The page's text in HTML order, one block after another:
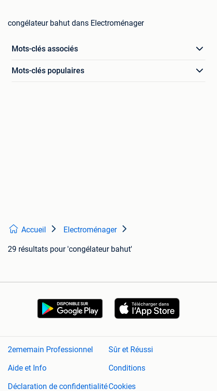
congélateur bahut dans Electroménager
Mots-clés associés
Mots-clés populaires
Accueil Electroménager
29 résultats pour 'congélateur bahut'
2ememain Professionnel
Sûr et Réussi
Aide et Info
Conditions
Déclaration de confidentialitéCookies